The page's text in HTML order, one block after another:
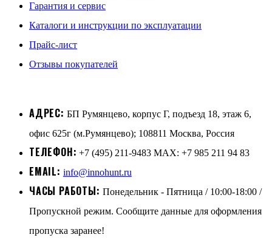
Гарантия и сервис
Каталоги и инструкции по эксплуатации
Прайс-лист
Отзывы покупателей
АДРЕС: БП Румянцево, корпус Г, подъезд 18, этаж 6,
офис 625г (м.Румянцево); 108811 Москва, Россия
ТЕЛЕФОН: +7 (495) 211-9483 MAX: +7 985 211 94 83
EMAIL: info@innohunt.ru
ЧАСЫ РАБОТЫ: Понедельник - Пятница / 10:00-18:00 /
Пропускной режим. Сообщите данные для оформления
пропуска заранее!